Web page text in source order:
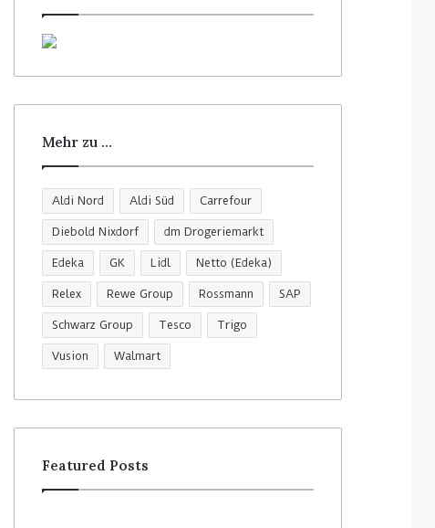
Mehr zu …
Aldi Nord Aldi Süd Carrefour
Diebold Nixdorf dm Drogeriemarkt
Edeka GK Lidl Netto (Edeka)
Relex Rewe Group Rossmann SAP
Schwarz Group Tesco Trigo
Vusion Walmart
Featured Posts